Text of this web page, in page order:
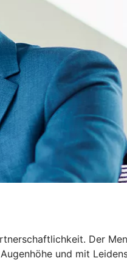
Der
und mit